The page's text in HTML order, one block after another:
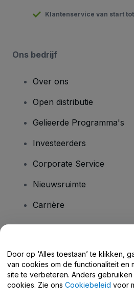
Klantenservice van start
Ons bedrijf
Over ons
Open distributie
Gelieerde Programma's
Investeerders
Corporate Service
Nieuwsruimte
Carrière
Helpcentrum / Neem
Door op ‘Alles toestaan’ te klikken,
van cookies om de functionaliteit en
site te verbeteren. Anders
cookies. Zie ons Cookiebeleid voor